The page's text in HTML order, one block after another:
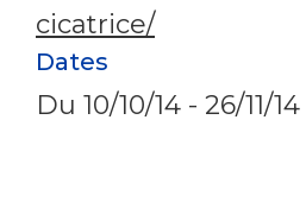
cicatrice/
Dates
Du 10/10/14 - 26/11/14